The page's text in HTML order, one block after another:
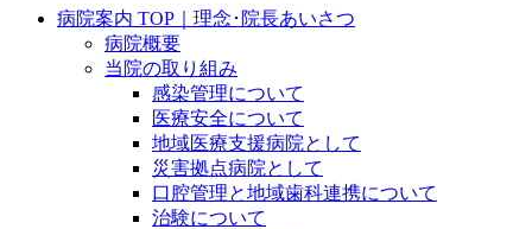
病院案内 TOP｜理念･院長あいさつ
病院概要
当院の取り組み
感染管理について
医療安全について
地域医療支援病院として
災害拠点病院として
口腔管理と地域歯科連携について
治験について